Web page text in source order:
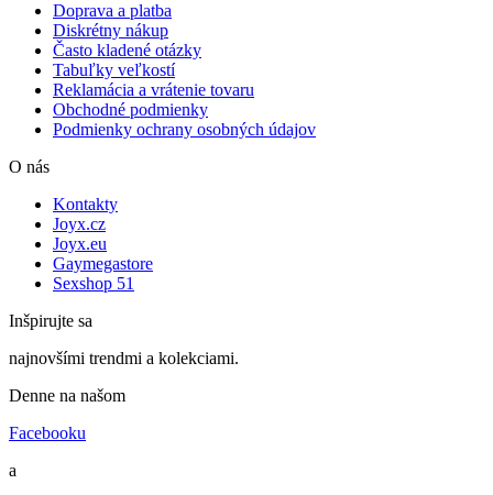
Doprava a platba
Diskrétny nákup
Často kladené otázky
Tabuľky veľkostí
Reklamácia a vrátenie tovaru
Obchodné podmienky
Podmienky ochrany osobných údajov
O nás
Kontakty
Joyx.cz
Joyx.eu
Gaymegastore
Sexshop 51
Inšpirujte sa
najnovšími trendmi a kolekciami.
Denne na našom
Facebooku
a